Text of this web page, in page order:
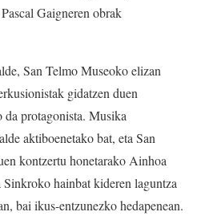
Gaigneren obrak
San Telmo Museoko elizan
gidatzen duen
da protagonista. Musika
aktiboenetako bat, eta San
kontzertu honetarako Ainhoa
hainbat kideren laguntza
bai ikus-entzunezko hedapenean.